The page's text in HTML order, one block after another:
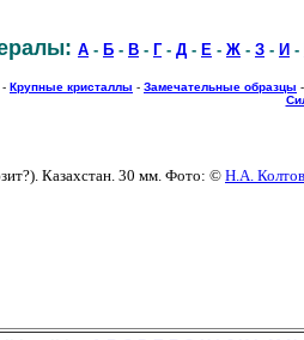
А - Б - В - Г- Д - Е - Ж - З - И -
- Крупные кристаллы - Замечательные образцы -
Казахстан. 30 мм. Фото: © Н.А.